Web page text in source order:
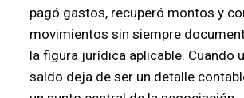
pagó gastos, recuperó montos y
movimientos sin siempre
la figura jurídica aplicable. Cuando
saldo deja de ser un detalle